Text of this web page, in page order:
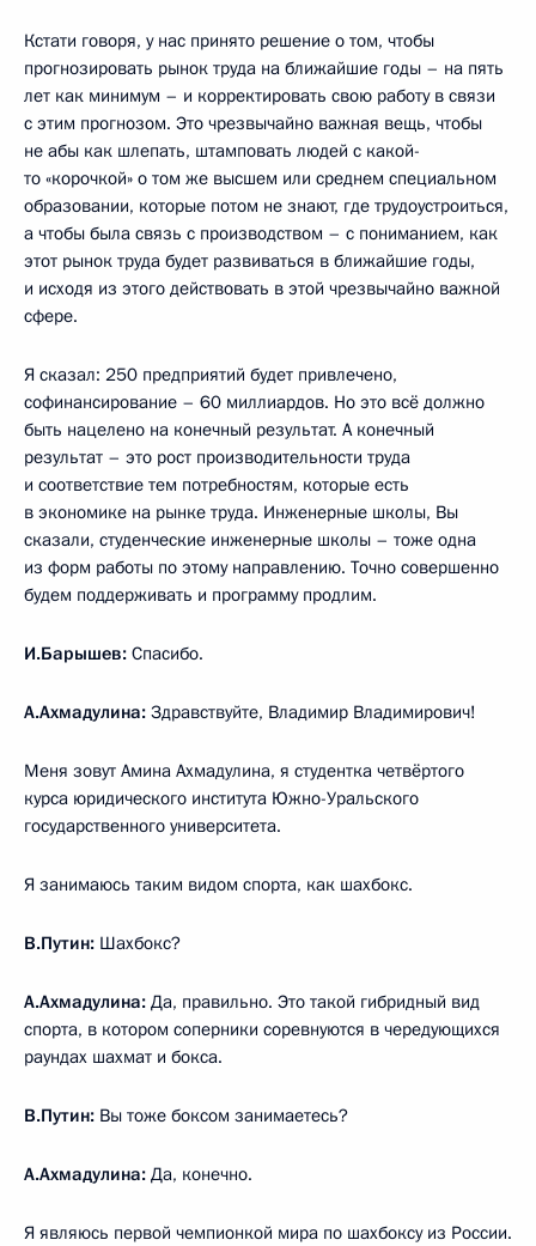
Кстати говоря, у нас принято решение о том, чтобы
прогнозировать рынок труда на ближайшие годы – на пять
лет как минимум – и корректировать свою работу в связи
с этим прогнозом. Это чрезвычайно важная вещь, чтобы
не абы как шлепать, штамповать людей с какой-
то «корочкой» о том же высшем или среднем специальном
образовании, которые потом не знают, где трудоустроиться,
а чтобы была связь с производством – с пониманием, как
этот рынок труда будет развиваться в ближайшие годы,
и исходя из этого действовать в этой чрезвычайно важной
сфере.
Я сказал: 250 предприятий будет привлечено,
софинансирование – 60 миллиардов. Но это всё должно
быть нацелено на конечный результат. А конечный
результат – это рост производительности труда
и соответствие тем потребностям, которые есть
в экономике на рынке труда. Инженерные школы, Вы
сказали, студенческие инженерные школы – тоже одна
из форм работы по этому направлению. Точно совершенно
будем поддерживать и программу продлим.
И.Барышев: Спасибо.
А.Ахмадулина: Здравствуйте, Владимир Владимирович!
Меня зовут Амина Ахмадулина, я студентка четвёртого
курса юридического института Южно-Уральского
государственного университета.
Я занимаюсь таким видом спорта, как шахбокс.
В.Путин: Шахбокс?
А.Ахмадулина: Да, правильно. Это такой гибридный вид
спорта, в котором соперники соревнуются в чередующихся
раундах шахмат и бокса.
В.Путин: Вы тоже боксом занимаетесь?
А.Ахмадулина: Да, конечно.
Я являюсь первой чемпионкой мира по шахбоксу из России.